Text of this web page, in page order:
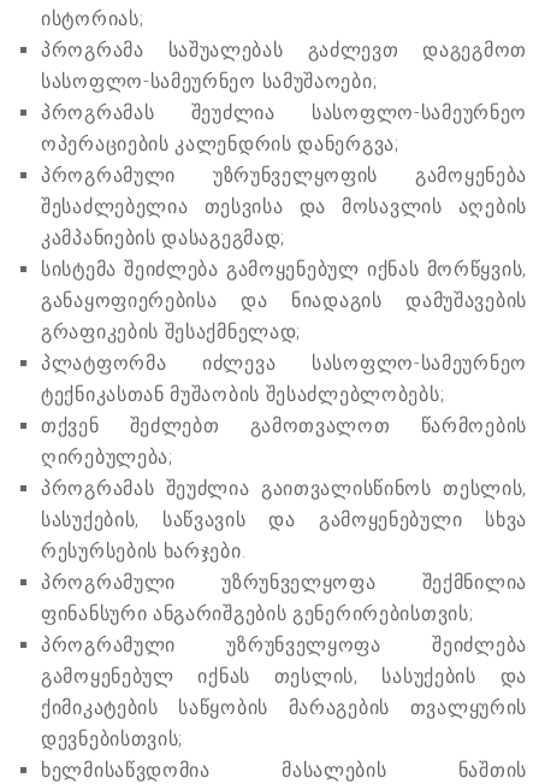
ისტორიას;
პროგრამა საშუალებას გაძლევთ დაგეგმოთ
სასოფლო-სამეურნეო სამუშაოები;
პროგრამას შეუძლია სასოფლო-სამეურნეო
ოპერაციების კალენდრის დანერგვა;
პროგრამული უზრუნველყოფის გამოყენება
შესაძლებელია თესვისა და მოსავლის აღების
კამპანიების დასაგეგმად;
სისტემა შეიძლება გამოყენებულ იქნას მორწყვის,
განაყოფიერებისა და ნიადაგის დამუშავების
გრაფიკების შესაქმნელად;
პლატფორმა იძლევა სასოფლო-სამეურნეო
ტექნიკასთან მუშაობის შესაძლებლობებს;
თქვენ შეძლებთ გამოთვალოთ წარმოების
ღირებულება;
პროგრამას შეუძლია გაითვალისწინოს თესლის,
სასუქების, საწვავის და გამოყენებული სხვა
რესურსების ხარჯები.
პროგრამული უზრუნველყოფა შექმნილია
ფინანსური ანგარიშგების გენერირებისთვის;
პროგრამული უზრუნველყოფა შეიძლება
გამოყენებულ იქნას თესლის, სასუქების და
ქიმიკატების საწყობის მარაგების თვალყურის
დევნებისთვის;
ხელმისაწვდომია მასალების ნაშთის